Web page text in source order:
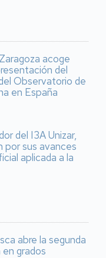
acoge
del
Observatorio de
en España
del I3A Unizar,
por sus avances
aplicada a la
abre la segunda
grados